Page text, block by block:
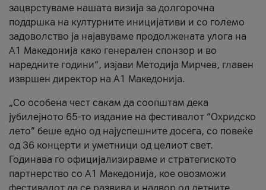
зацврстуваме нашата визија за долгорочна
поддршка на културните иницијативи и со големо
задоволство ја најавуваме продолжената улога на
A1 Македонија како генерален спонзор и во
наредните години“, изјави Методија Мирчев, главен
извршен директор на A1 Македонија.
„Со особена чест сакам да соопштам дека
јубилејното 65-то издание на фестивалот “Охридско
лето” беше едно од најуспешните досега, со повеќе
од 36 концерти и уметници од целиот свет.
Годинава го официјализиравме и стратегиското
партнерство со А1 Македонија, кое овозможи
фестивалот да се развива и надвор од летните